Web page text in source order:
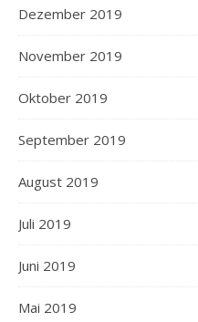
Dezember 2019
November 2019
Oktober 2019
September 2019
August 2019
Juli 2019
Juni 2019
Mai 2019